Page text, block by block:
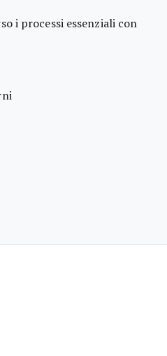
i processi essenziali con